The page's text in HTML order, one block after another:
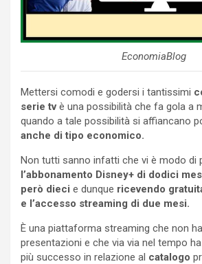
EconomiaBlog
Mettersi comodi e godersi i tantissimi
serie tvè una possibilità che fa gola a
quando a tale possibilità si affiancano
anche di tipo economico.
Non tutti sanno infatti che vi è modo di
l’abbonamento Disney+ di dodici
però dieci e dunque ricevendo
e l’accesso streaming di due mesi.
È una piattaforma streaming che non
presentazioni e che via via nel tempo
più successo in relazione al catalogo